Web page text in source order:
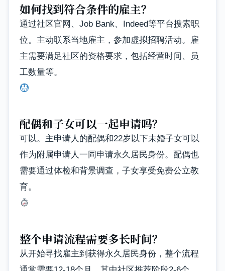
如何找到符合条件的雇主？
通过社区官网、Job Bank、Indeed等平台搜索职
位。主动联系当地雇主，参加虚拟招聘活动。雇
主需要满足社区的资格要求，包括经营时间、员
工数量等。
配偶和子女可以一起申请吗？
可以。主申请人的配偶和22岁以下未婚子女可以
作为附属申请人一同申请永久居民身份。配偶也
需要通过体检和背景调查，子女享受免费公立教
育。
整个申请流程需要多长时间？
从开始寻找雇主到获得永久居民身份，整个流程